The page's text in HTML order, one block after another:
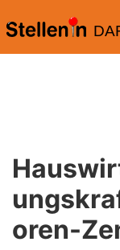
oren-